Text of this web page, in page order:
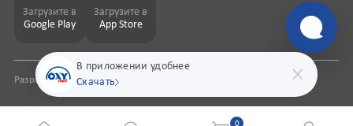
В приложении удобнее
Скачать
Загрузите в
Google Play
Загрузите в
App Store
Разработка сайтаpharmit.uz
0